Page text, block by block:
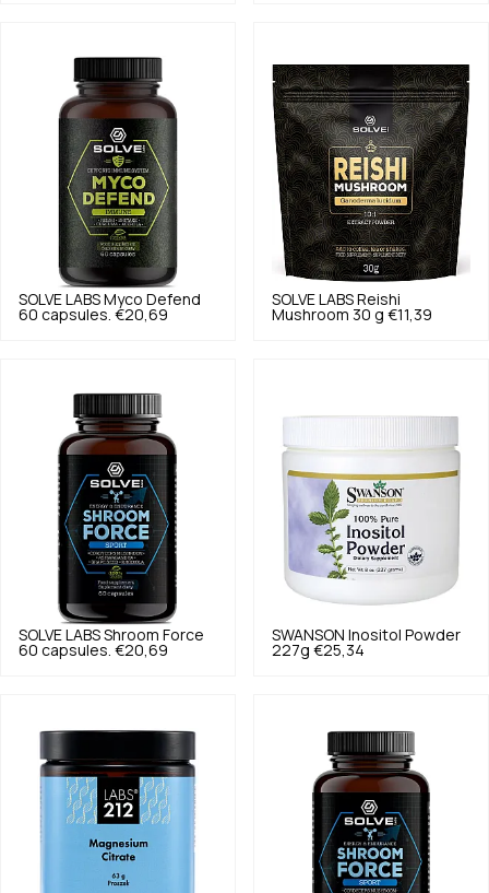
SOLVE LABS Myco Defend
60 capsules. €20,69
SOLVE LABS Reishi
Mushroom 30 g €11,39
SOLVE LABS Shroom Force
60 capsules. €20,69
SWANSON Inositol Powder
227g €25,34